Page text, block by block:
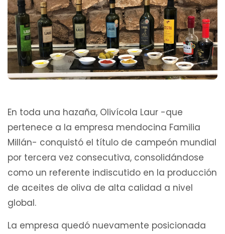
En toda una hazaña, Olivícola Laur -que
pertenece a la empresa mendocina Familia
Millán- conquistó el título de campeón mundial
por tercera vez consecutiva, consolidándose
como un referente indiscutido en la producción
de aceites de oliva de alta calidad a nivel
global.
La empresa quedó nuevamente posicionada